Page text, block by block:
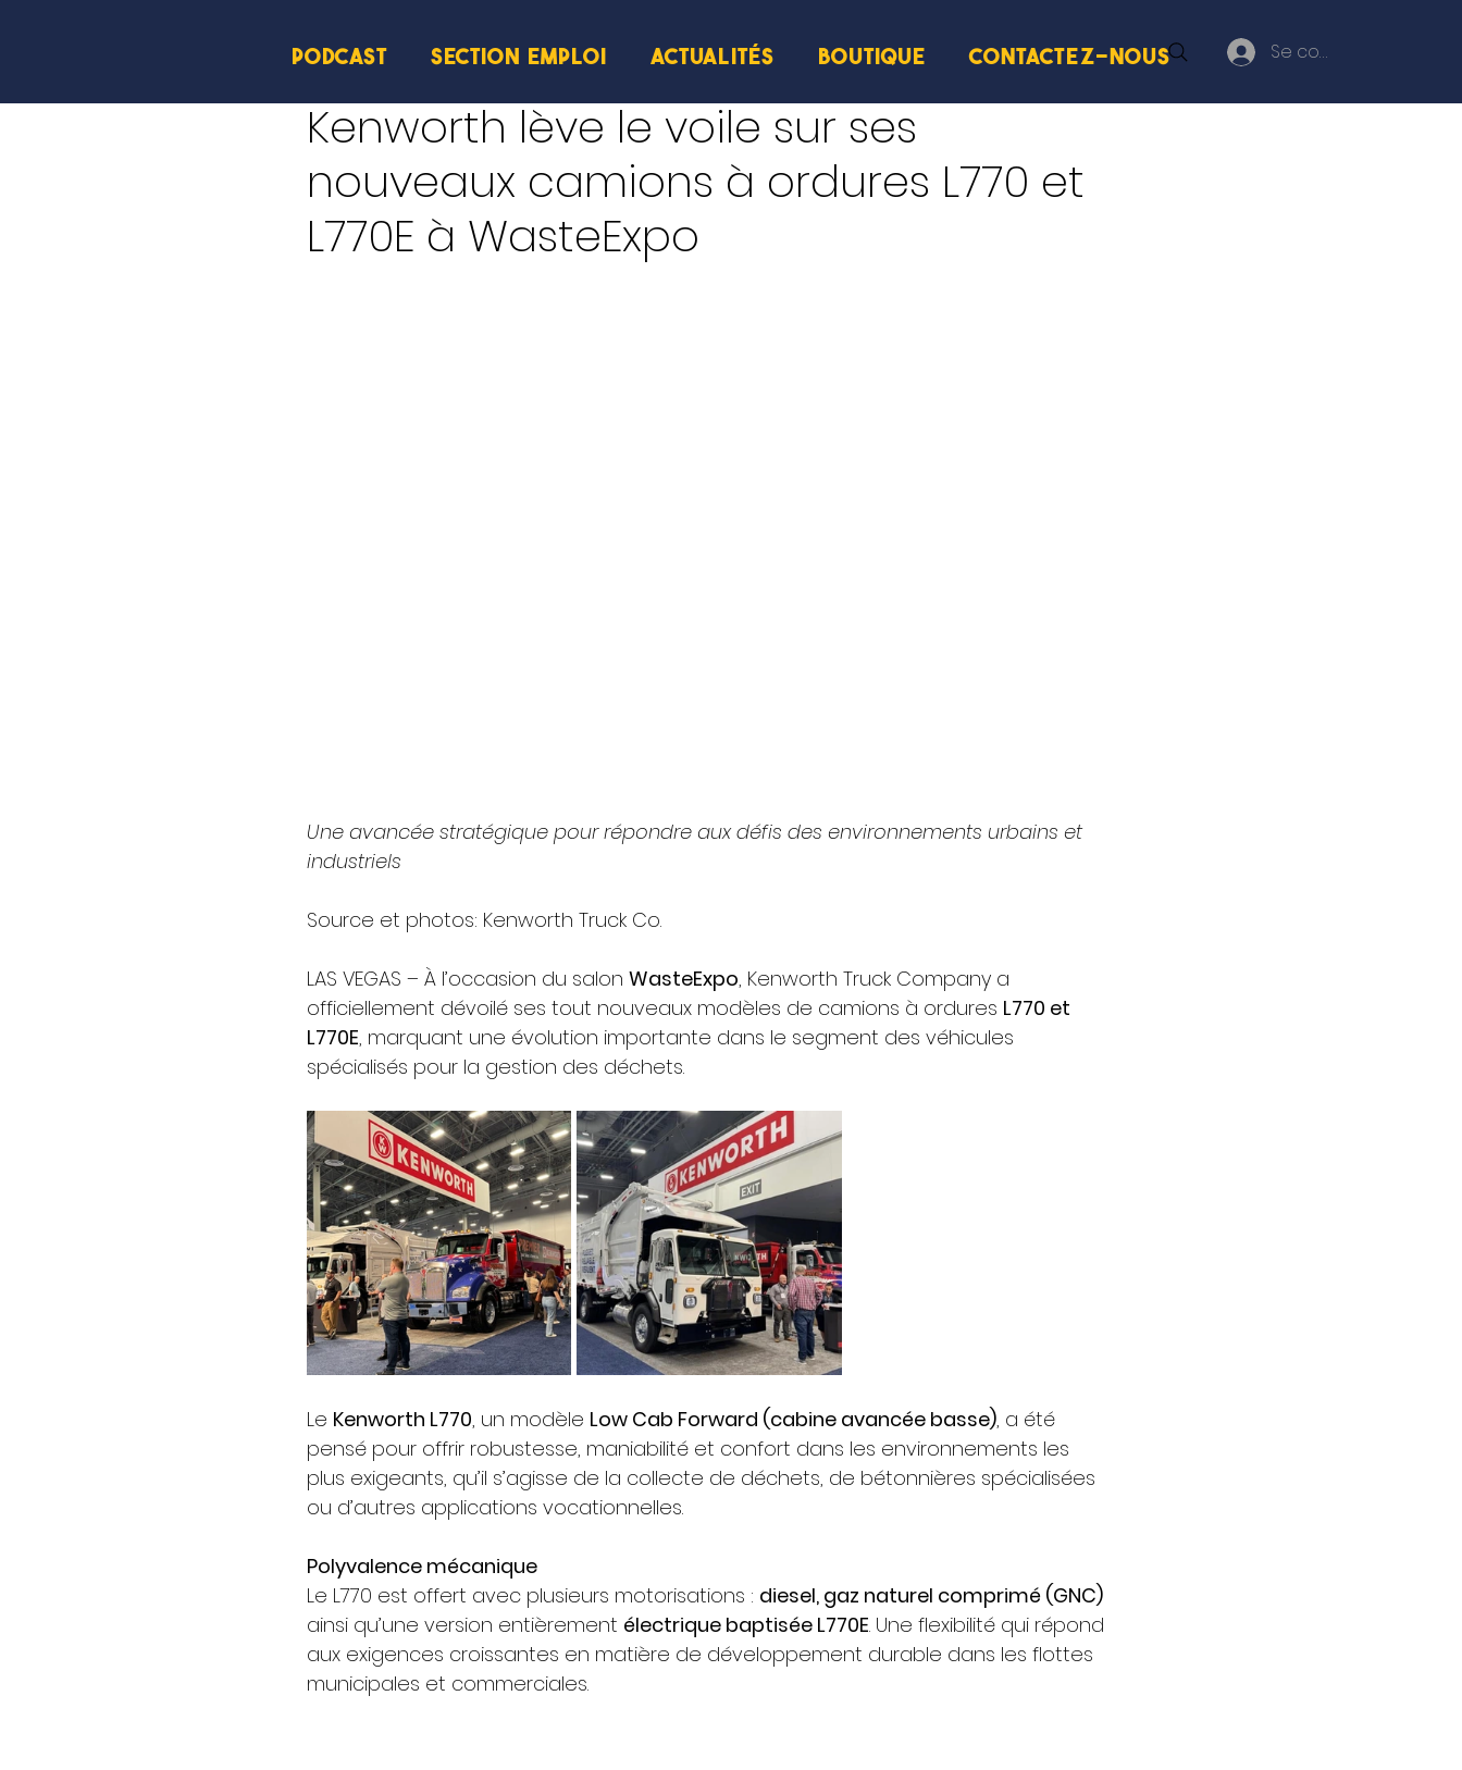
Se connecter
PODCAST SECTION EMPLOI ACTUALITÉS BOUTIQUE Contactez-nous
Kenworth lève le voile sur ses
nouveaux camions à ordures L770 et
L770E à WasteExpo
Une avancée stratégique pour répondre aux défis des environnements urbains et
industriels
Source et photos: Kenworth Truck Co.
LAS VEGAS – À l’occasion du salon WasteExpo, Kenworth Truck Company a
officiellement dévoilé ses tout nouveaux modèles de camions à ordures L770 et
L770E, marquant une évolution importante dans le segment des véhicules
spécialisés pour la gestion des déchets.
Le Kenworth L770, un modèle Low Cab Forward (cabine avancée basse), a été
pensé pour offrir robustesse, maniabilité et confort dans les environnements les
plus exigeants, qu’il s’agisse de la collecte de déchets, de bétonnières spécialisées
ou d’autres applications vocationnelles.
Polyvalence mécanique
Le L770 est offert avec plusieurs motorisations : diesel, gaz naturel comprimé (GNC)
ainsi qu’une version entièrement électrique baptisée L770E. Une flexibilité qui répond
aux exigences croissantes en matière de développement durable dans les flottes
municipales et commerciales.